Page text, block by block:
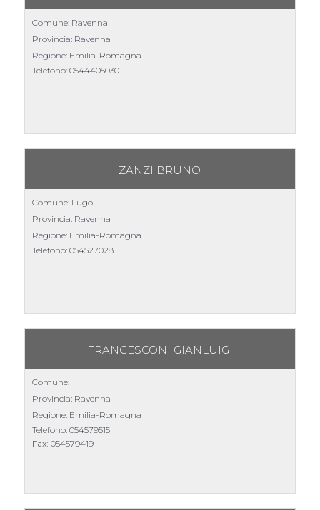
Comune: Ravenna
Provincia: Ravenna
Regione: Emilia-Romagna
Telefono: 0544405030
ZANZI BRUNO
Comune: Lugo
Provincia: Ravenna
Regione: Emilia-Romagna
Telefono: 054527028
FRANCESCONI GIANLUIGI
Comune:
Provincia: Ravenna
Regione: Emilia-Romagna
Telefono: 054579515
Fax: 054579419